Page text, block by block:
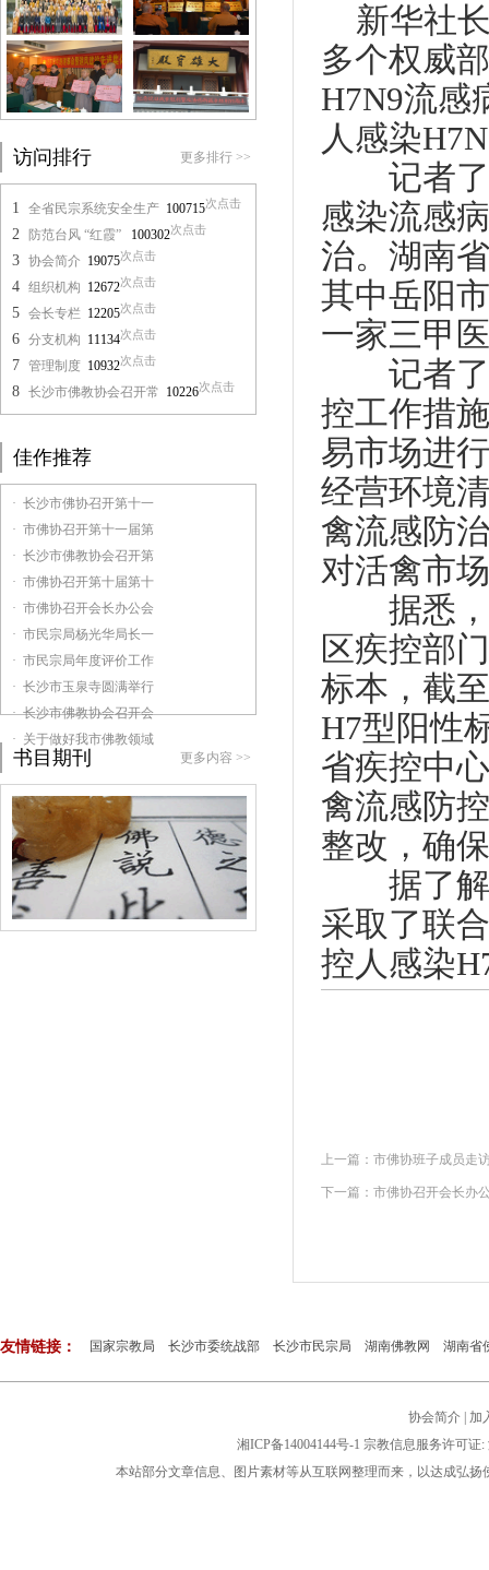
访问排行 更多排行 >>
1 全省民宗系统安全生产 100715次点击
2 防范台风 “红霞” 100302次点击
3 协会简介 19075次点击
4 组织机构 12672次点击
5 会长专栏 12205次点击
6 分支机构 11134次点击
7 管理制度 10932次点击
8 长沙市佛教协会召开常 10226次点击
佳作推荐
· 长沙市佛协召开第十一
· 市佛协召开第十一届第
· 长沙市佛教协会召开第
· 市佛协召开第十届第十
· 市佛协召开会长办公会
· 市民宗局杨光华局长一
· 市民宗局年度评价工作
· 长沙市玉泉寺圆满举行
· 长沙市佛教协会召开会
· 关于做好我市佛教领域
书目期刊 更多内容 >>
新华社长
多个权威
H7N9流感
人感染
记者了
感染流感
治。湖南
其中岳阳
一家三甲
记者了
控工作措
易市场进
经营环境
禽流感防
对活禽市
据悉，
区疾控部
标本，截
H7型阳性
省疾控中
禽流感防
整改，确
据了解
采取了联
控人感染
上一篇： 市佛协班子成员走
下一篇： 市佛协召开会长办
友情链接： 国家宗教局 长沙市委统战部 长沙市民宗局 湖南佛教网 湖南省
协会简介
加
湘ICP备14004144号-1 宗教信息服务许可证:
本站部分文章信息、图片素材等从互联网整理而来，以达成弘